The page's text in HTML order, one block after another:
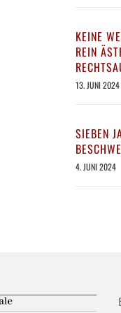
KEINE
REIN
13. JUNI 2024
SIEBEN
4. JUNI 2024